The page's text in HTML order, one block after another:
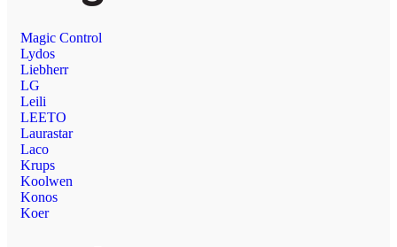
Magic Control
Lydos
Liebherr
LG
Leili
LEETO
Laurastar
Laco
Krups
Koolwen
Konos
Koer